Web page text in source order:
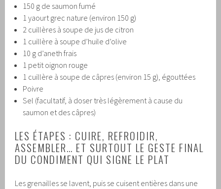
150 g de saumon fumé
1 yaourt grec nature (environ 150 g)
2 cuillères à soupe de jus de citron
1 cuillère à soupe d’huile d’olive
10 g d’aneth frais
1 petit oignon rouge
1 cuillère à soupe de câpres (environ 15 g), égouttées
Poivre
Sel (facultatif, à doser très légèrement à cause du
saumon et des câpres)
LES ÉTAPES : CUIRE, REFROIDIR,
ASSEMBLER… ET SURTOUT LE GESTE FINAL
DU CONDIMENT QUI SIGNE LE PLAT
Les grenailles se lavent, puis se cuisent entières dans une